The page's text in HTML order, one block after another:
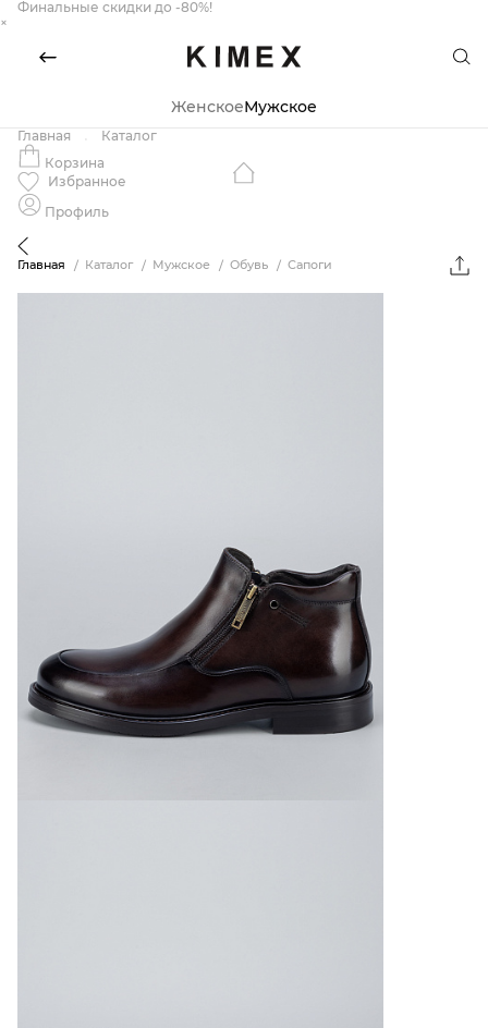
Финальные скидки до -80%!
×
ЖенскоеМужское
Главная
Каталог
Корзина
Избранное
Профиль
Главная Каталог Мужское Обувь Сапоги